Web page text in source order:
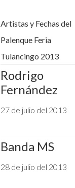
Artistas y Fechas del
Palenque Feria
Tulancingo 2013
Rodrigo
Fernández
27 de julio del 2013
Banda MS
28 de julio del 2013